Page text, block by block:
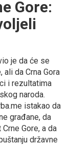
Gore:
je da će se
da Crna Gora
i rezultatima
naroda.
istakao da
građane, da
Gore, a da
državne